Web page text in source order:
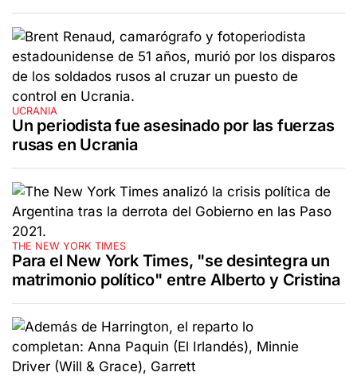
UCRANIA
Un periodista fue asesinado por las fuerzas
rusas en Ucrania
THE NEW YORK TIMES
Para el New York Times, "se desintegra un
matrimonio político" entre Alberto y Cristina